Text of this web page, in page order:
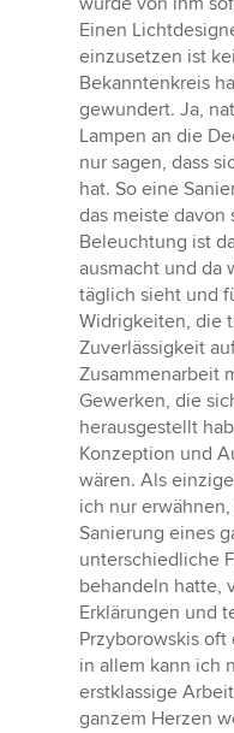
Einen
einzusetzen ist
Bekanntenkreis
gewundert. Ja,
Lampen an die
nur sagen, dass
hat. So eine
das meiste davon
Beleuchtung ist
ausmacht und da
täglich sieht und
Widrigkeiten, die
Zuverlässigkeit
Zusammenarbeit
Gewerken, die
herausgestellt
Konzeption und
wären. Als
ich nur
Sanierung eines
unterschiedliche
behandeln hatte,
Erklärungen und
Przyborowskis
in allem kann ich
erstklassige
ganzem Herzen